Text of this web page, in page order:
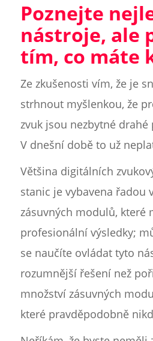
Poznejte
nástroje, ale
tím, co máte
Ze zkušenosti vím, že je
strhnout myšlenkou, že
zvuk jsou nezbytné drahé
V dnešní době to už
Většina digitálních
stanic je vybavena řadou
zásuvných modulů, které
profesionální výsledky;
se naučíte ovládat tyto
rozumnější řešení než
množství zásuvných
které pravděpodobně